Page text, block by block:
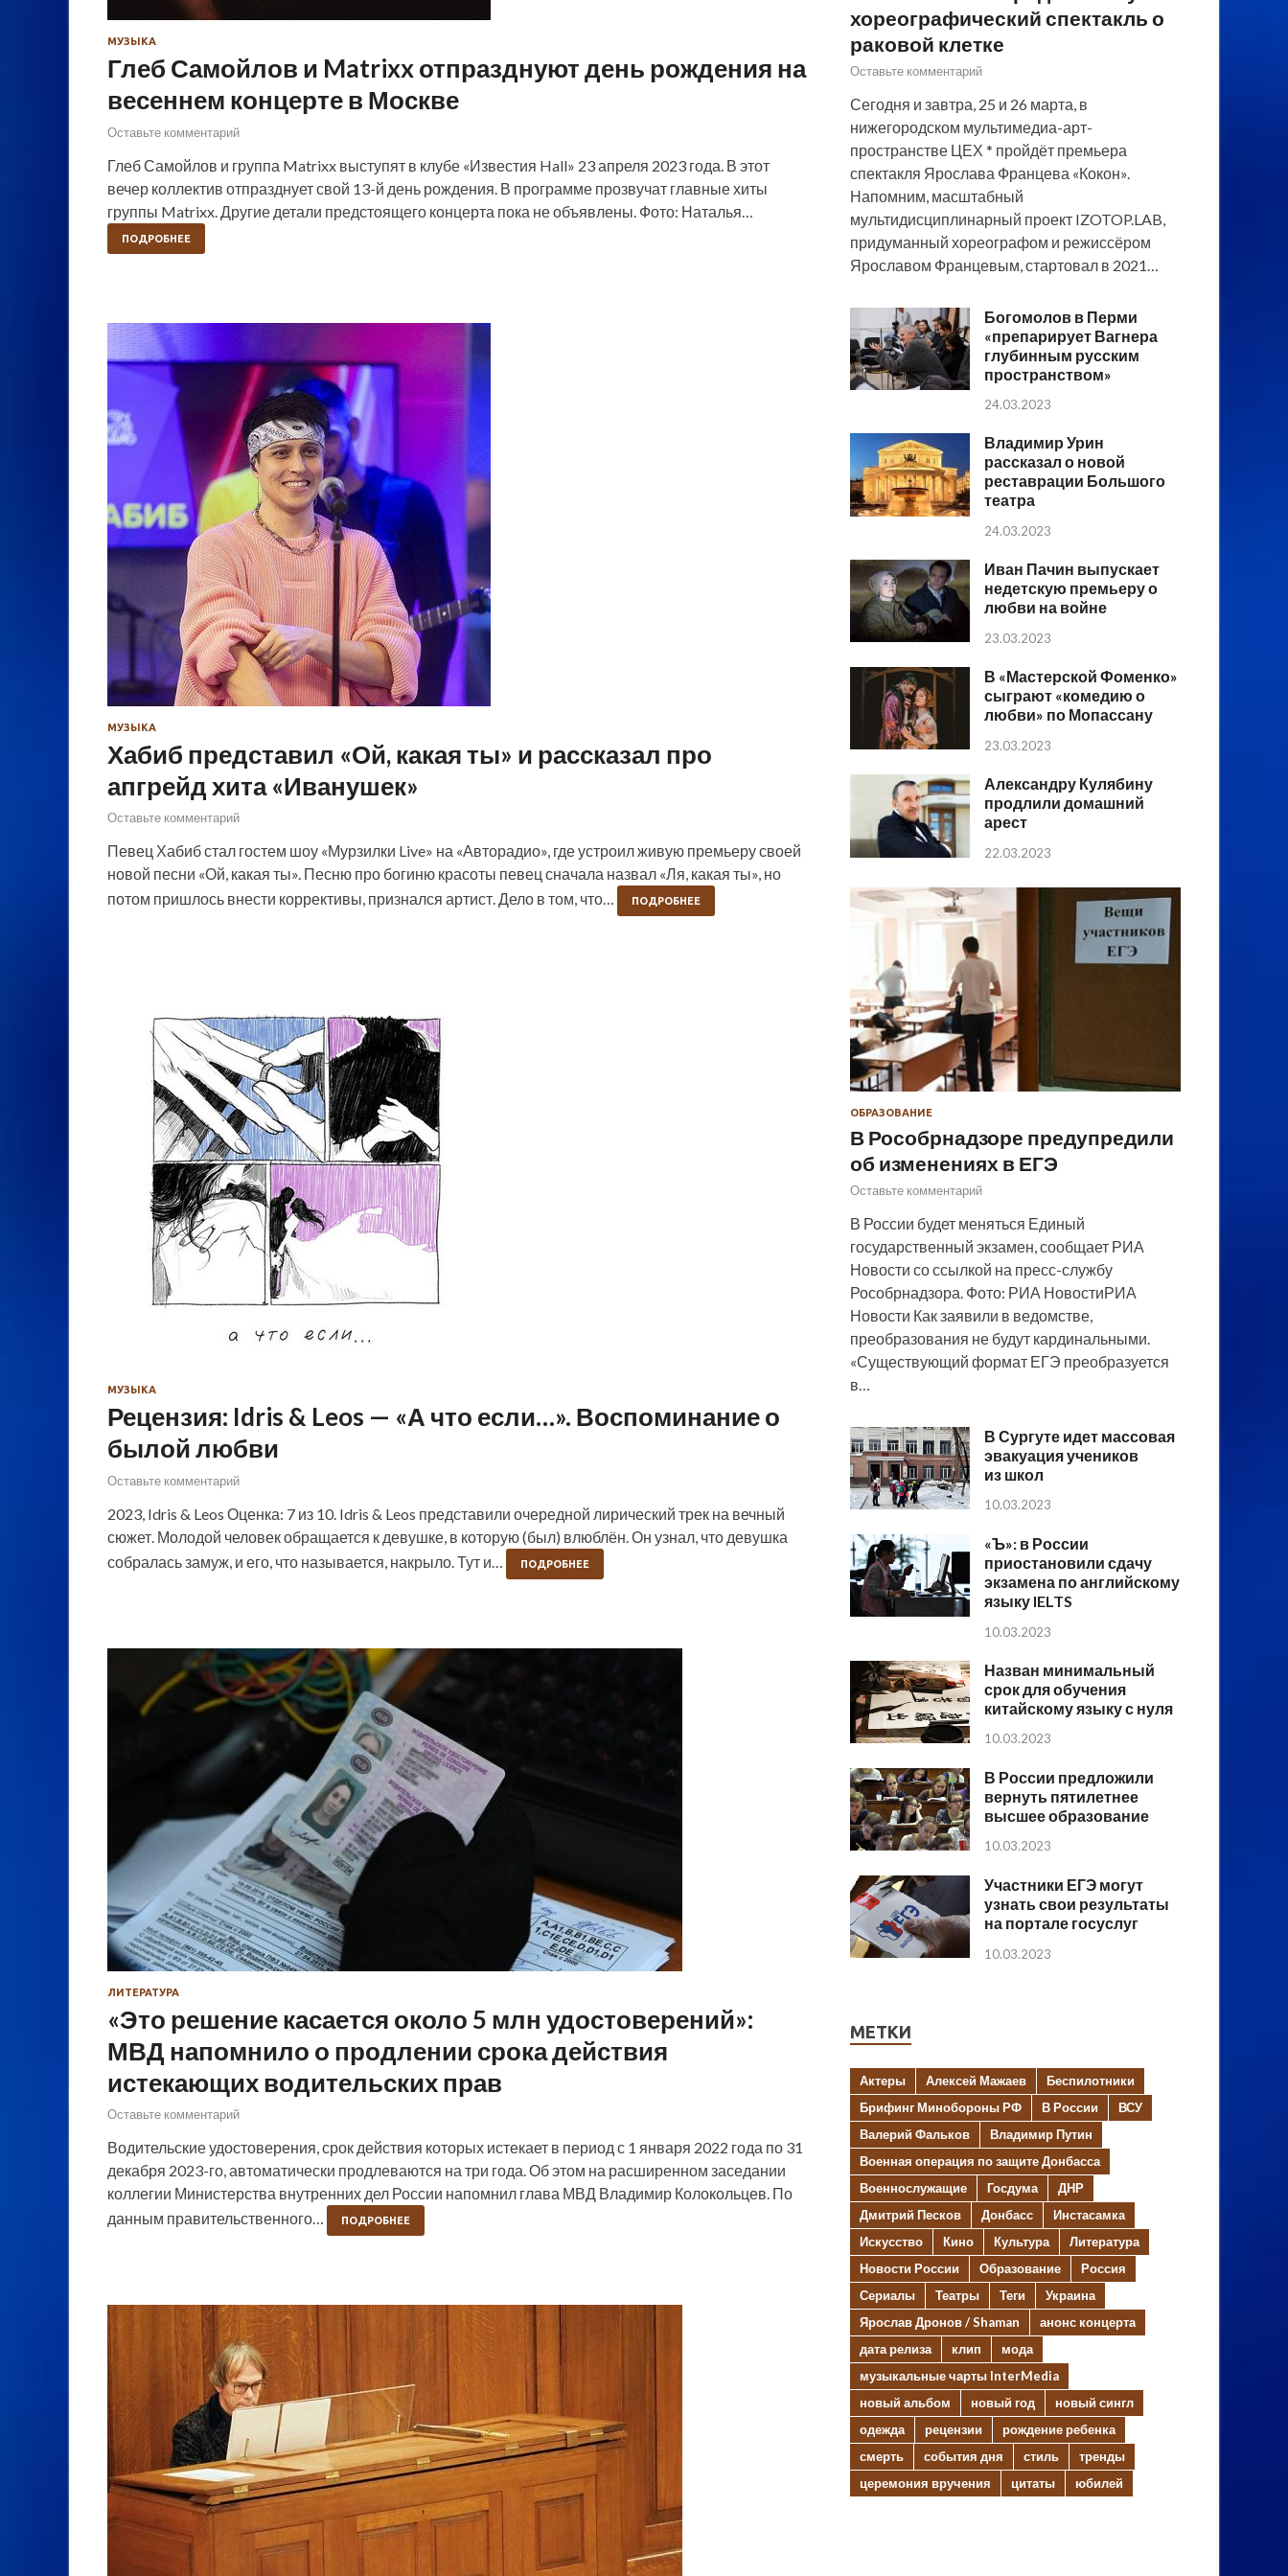
МУЗЫКА
Глеб Самойлов и Matrixx отпразднуют день рождения на
весеннем концерте в Москве
Оставьте комментарий
Глеб Самойлов и группа Matrixx выступят в клубе «Известия Hall» 23 апреля 2023 года. В этот
вечер коллектив отпразднует свой 13-й день рождения. В программе прозвучат главные хиты
группы Matrixx. Другие детали предстоящего концерта пока не объявлены. Фото: Наталья…
ПОДРОБНЕЕ
МУЗЫКА
Хабиб представил «Ой, какая ты» и рассказал про
апгрейд хита «Иванушек»
Оставьте комментарий
Певец Хабиб стал гостем шоу «Мурзилки Live» на «Авторадио», где устроил живую премьеру своей
новой песни «Ой, какая ты». Песню про богиню красоты певец сначала назвал «Ля, какая ты», но
потом пришлось внести коррективы, признался артист. Дело в том, что…
ПОДРОБНЕЕ
МУЗЫКА
Рецензия: Idris & Leos — «А что если…». Воспоминание о
былой любви
Оставьте комментарий
2023, Idris & Leos Оценка: 7 из 10. Idris & Leos представили очередной лирический трек на вечный
сюжет. Молодой человек обращается к девушке, в которую (был) влюблён. Он узнал, что девушка
собралась замуж, и его, что называется, накрыло. Тут и…
ПОДРОБНЕЕ
ЛИТЕРАТУРА
«Это решение касается около 5 млн удостоверений»:
МВД напомнило о продлении срока действия
истекающих водительских прав
Оставьте комментарий
Водительские удостоверения, срок действия которых истекает в период с 1 января 2022 года по 31
декабря 2023-го, автоматически продлеваются на три года. Об этом на расширенном заседании
коллегии Министерства внутренних дел России напомнил глава МВД Владимир Колокольцев. По
данным правительственного…
ПОДРОБНЕЕ
хореографический спектакль о
раковой клетке
Оставьте комментарий
Сегодня и завтра, 25 и 26 марта, в
нижегородском мультимедиа-арт-
пространстве ЦЕХ * пройдёт премьера
спектакля Ярослава Францева «Кокон».
Напомним, масштабный
мультидисциплинарный проект IZOTOP.LAB,
придуманный хореографом и режиссёром
Ярославом Францевым, стартовал в 2021…
Богомолов в Перми
«препарирует Вагнера
глубинным русским
пространством»
24.03.2023
Владимир Урин
рассказал о новой
реставрации Большого
театра
24.03.2023
Иван Пачин выпускает
недетскую премьеру о
любви на войне
23.03.2023
В «Мастерской Фоменко»
сыграют «комедию о
любви» по Мопассану
23.03.2023
Александру Кулябину
продлили домашний
арест
22.03.2023
ОБРАЗОВАНИЕ
В Рособрнадзоре предупредили
об изменениях в ЕГЭ
Оставьте комментарий
В России будет меняться Единый
государственный экзамен, сообщает РИА
Новости со ссылкой на пресс-службу
Рособрнадзора. Фото: РИА НовостиРИА
Новости Как заявили в ведомстве,
преобразования не будут кардинальными.
«Существующий формат ЕГЭ преобразуется
в…
В Сургуте идет массовая
эвакуация учеников
из школ
10.03.2023
«Ъ»: в России
приостановили сдачу
экзамена по английскому
языку IELTS
10.03.2023
Назван минимальный
срок для обучения
китайскому языку с нуля
10.03.2023
В России предложили
вернуть пятилетнее
высшее образование
10.03.2023
Участники ЕГЭ могут
узнать свои результаты
на портале госуслуг
10.03.2023
МЕТКИ
Актеры Алексей Мажаев
Беспилотники
Брифинг Минобороны РФ
В России
ВСУ
Валерий Фальков
Владимир Путин
Военная операция по защите Донбасса
Военнослужащие
Госдума
ДНР
Дмитрий Песков
Донбасс
Инстасамка
Искусство
Кино Культура
Литература
Новости России
Образование
Россия
Сериалы
Театры Теги
Украина
Ярослав Дронов / Shaman
анонс концерта
дата релиза
клип
мода
музыкальные чарты InterMedia
новый альбом
новый год
новый сингл
одежда
рецензии
рождение ребенка
смерть
события дня стиль
тренды
церемония вручения
цитаты юбилей